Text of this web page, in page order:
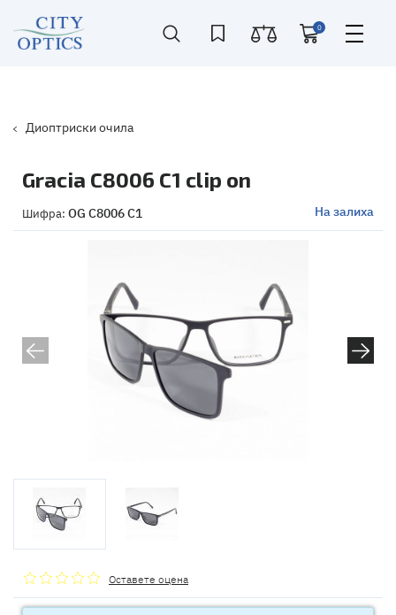
0
Диоптриски очила
Gracia C8006 C1 clip on
Шифра: OG C8006 C1 На залиха
Оставете оцена